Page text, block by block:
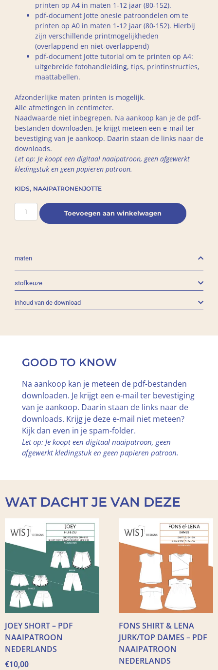
printen op A4 in maten 1-12 jaar (80-152).
pdf-document Jotte onesie patroondelen om te
printen op A0 in maten 1-12 jaar (80-152). Hierbij
zijn verschillende printmogelijkheden
(overlappend en niet-overlappend)
pdf-document Jotte tutorial om te printen op A4:
uitgebreide fotohandleiding, tips, printinstructies,
maattabellen.
Afzonderlijke maten printen is mogelijk.
Alle afmetingen in centimeter.
Naadwaarde niet inbegrepen. Na aankoop kan je de pdf-
bestanden downloaden. Je krijgt meteen een e-mail ter
bevestiging van je aankoop. Daarin staan de links naar de
downloads.
Let op: Je koopt een digitaal naaipatroon, geen afgewerkt
kledingstuk en geen papieren patroon.
KIDS, NAAIPATRONENJOTTE
Toevoegen aan winkelwagen
maten
stofkeuze
inhoud van de download
GOOD TO KNOW
Na aankoop kan je meteen de pdf-bestanden
downloaden. Je krijgt een e-mail ter bevestiging
van je aankoop. Daarin staan de links naar de
downloads. Krijg je deze e-mail niet meteen?
Kijk dan even in je spam-folder.
Let op: Je koopt een digitaal naaipatroon, geen
afgewerkt kledingstuk en geen papieren patroon.
WAT DACHT JE VAN DEZE
JOEY SHORT – PDF
NAAIPATROON
NEDERLANDS
€10,00
FONS SHIRT & LENA
JURK/TOP DAMES – PDF
NAAIPATROON
NEDERLANDS